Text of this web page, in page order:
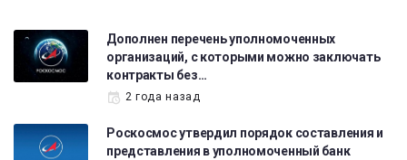
Дополнен перечень уполномоченных
организаций, с которыми можно заключать
контракты без…
2 года назад
Роскосмос утвердил порядок составления и
представления в уполномоченный банк